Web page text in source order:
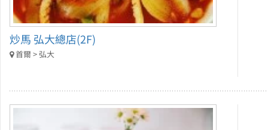
炒馬 弘大總店(2F)
首爾 > 弘大